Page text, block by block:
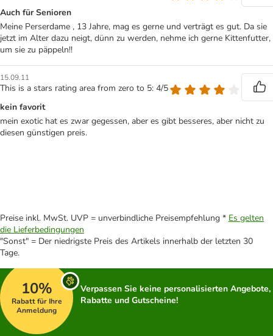
Auch für Senioren
Meine Perserdame , 13 Jahre, mag es gerne und verträgt es gut. Da sie
jetzt im Alter dazu neigt, dünn zu werden, nehme ich gerne Kittenfutter,
um sie zu päppeln!!
15.09.11
This is a stars rating area from zero to 5: 4/5
kein favorit
mein exotic hat es zwar gegessen, aber es gibt besseres, aber nicht zu
diesen günstigen preis.
Preise inkl. MwSt. UVP = unverbindliche Preisempfehlung * Es gelten
die Lieferbedingungen
"Sonst" = Der niedrigste Preis des Artikels innerhalb der letzten 30
Tage.
10%
Rabatt für Ihre
Anmeldung
Verpassen Sie keine personalisierten Angebote,
Rabatte und Gutscheine!